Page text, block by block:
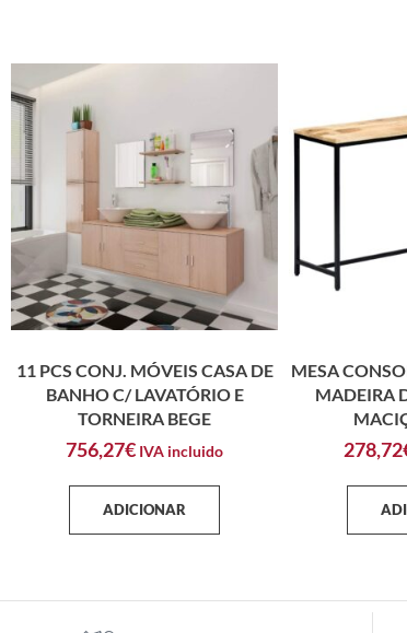
11 PCS CONJ. MÓVEIS CASA DE
BANHO C/ LAVATÓRIO E
TORNEIRA BEGE
756,27€ IVA incluido
ADICIONAR
MESA
MADEIRA
278,72